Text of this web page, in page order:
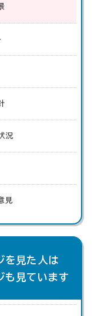
況
見
を見た人は
も見ています